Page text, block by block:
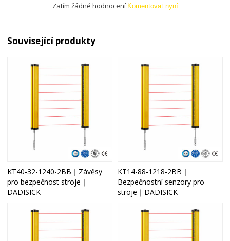
Zatím žádné hodnocení Komentovat nyní
Související produkty
KT40-32-1240-2BB｜Závěsy
pro bezpečnost stroje｜
DADISICK
KT14-88-1218-2BB｜
Bezpečnostní senzory pro
stroje｜DADISICK